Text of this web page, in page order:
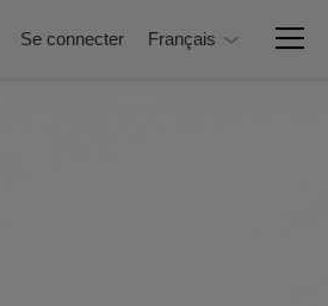
Se connecter Français